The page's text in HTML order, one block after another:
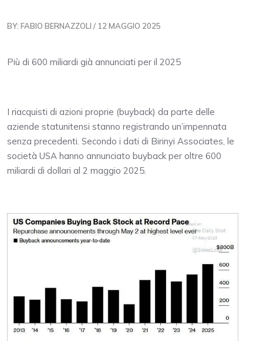
BY: FABIO BERNAZZOLI / 12 MAGGIO 2025
Più di 600 miliardi già annunciati per il 2025
I riacquisti di azioni proprie (buyback) da parte delle
aziende statunitensi stanno registrando un’impennata
senza precedenti. Secondo i dati di Birinyi Associates, le
società USA hanno annunciato buyback per oltre 600
miliardi di dollari al 2 maggio 2025.